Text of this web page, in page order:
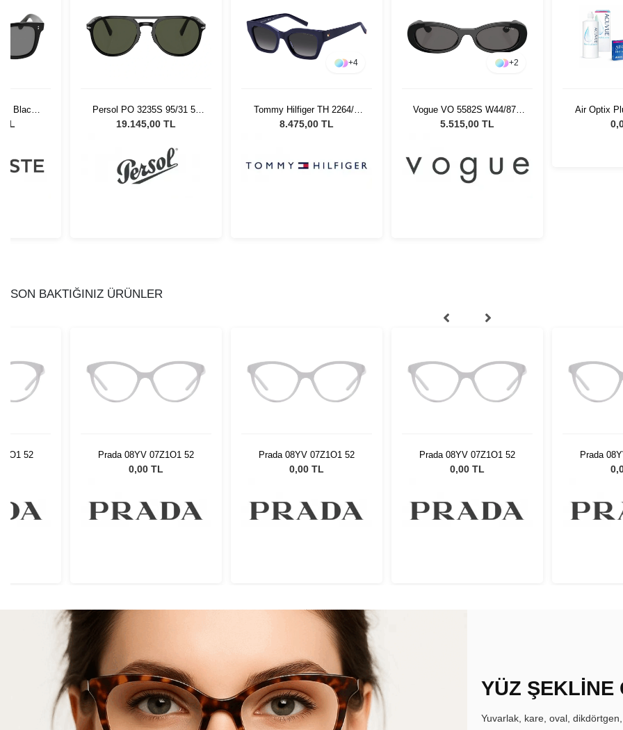
Black
TL
Persol PO 3235S 95/31 55
Unisex Güneş Gözlüğü
19.145,00 TL
+4
Tommy Hilfiger TH 2264/S
PJPGB - 51 Kadın Güneş
8.475,00 TL
+2
Vogue VO 5582S W44/87 -
53 Kadın Güneş Gözlüğü
5.515,00 TL
Air Optix
SON BAKTIĞINIZ ÜRÜNLER
52 Prada 08YV 07Z1O1 52
0,00 TL
Prada 08YV 07Z1O1 52
0,00 TL
Prada 08YV 07Z1O1 52
0,00 TL
Prada
YÜZ ŞEKLİNE
Yuvarlak, kare, oval,